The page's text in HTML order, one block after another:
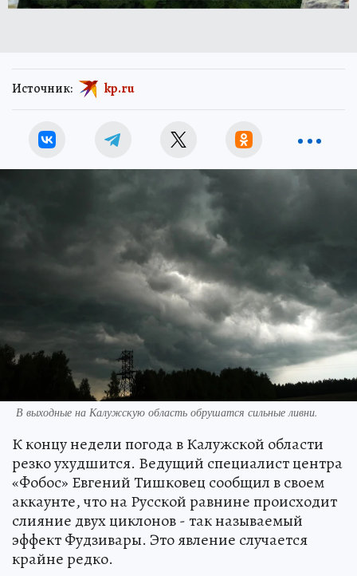
Источник: kp.ru
В выходные на Калужскую область обрушатся сильные ливни.
К концу недели погода в Калужской области
резко ухудшится. Ведущий специалист центра
«Фобос» Евгений Тишковец сообщил в своем
аккаунте, что на Русской равнине происходит
слияние двух циклонов - так называемый
эффект Фудзивары. Это явление случается
крайне редко.